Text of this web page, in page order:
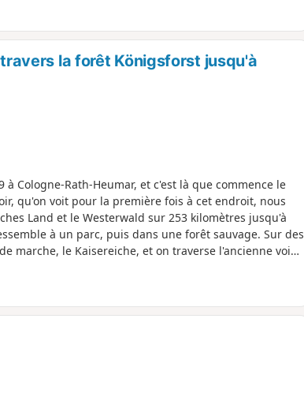
partie, on marchera jusqu'au Drachenfels et à
la forêt Königsforst jusqu'à
Cologne-Rath-Heumar, et c'est là que commence le
qu'on voit pour la première fois à cet endroit, nous
Land et le Westerwald sur 253 kilomètres jusqu'à
à un parc, puis dans une forêt sauvage. Sur des
marche, le Kaisereiche, et on traverse l'ancienne voie